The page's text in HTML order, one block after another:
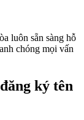
luôn sẵn sàng hỗ
chóng mọi vấn
ký tên